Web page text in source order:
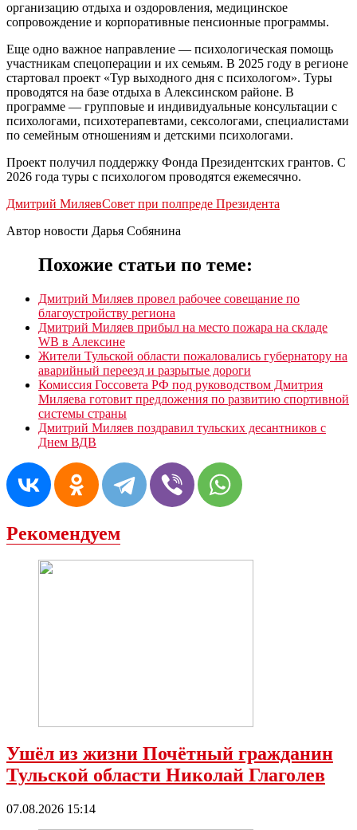
организацию отдыха и оздоровления, медицинское
сопровождение и корпоративные пенсионные программы.
Еще одно важное направление — психологическая помощь
участникам спецоперации и их семьям. В 2025 году в регионе
стартовал проект «Тур выходного дня с психологом». Туры
проводятся на базе отдыха в Алексинском районе. В
программе — групповые и индивидуальные консультации с
психологами, психотерапевтами, сексологами, специалистами
по семейным отношениям и детскими психологами.
Проект получил поддержку Фонда Президентских грантов. С
2026 года туры с психологом проводятся ежемесячно.
Дмитрий МиляевСовет при полпреде Президента
Автор новости Дарья Собянина
Похожие статьи по теме:
Дмитрий Миляев провел рабочее совещание по
благоустройству региона
Дмитрий Миляев прибыл на место пожара на складе
WB в Алексине
Жители Тульской области пожаловались губернатору на
аварийный переезд и разрытые дороги
Комиссия Госсовета РФ под руководством Дмитрия
Миляева готовит предложения по развитию спортивной
системы страны
Дмитрий Миляев поздравил тульских десантников с
Днем ВДВ
Рекомендуем
Ушёл из жизни Почётный гражданин
Тульской области Николай Глаголев
07.08.2026 15:14